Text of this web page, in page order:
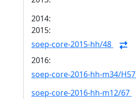
2014:
2015:
soep-core-2015-hh/48
2016:
soep-core-2016-hh-m34/H57
soep-core-2016-hh-m12/67